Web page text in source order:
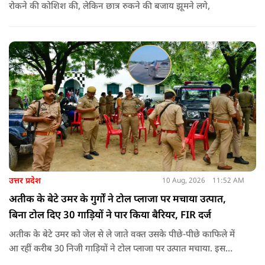
रोकने की कोशिश की, लेकिन छात्र रुकने की बजाय झूमने लगे,
उत्तर प्रदेश 10 Aug, 2026 11:52 AM
अतीक के बेटे उमर के गुर्गों ने टोल प्लाजा पर मचाया उत्पात,
बिना टोल दिए 30 गाड़ियों ने पार किया बैरियर, FIR दर्ज
अतीक के बेटे उमर को जेल से ले जाते वक्त उसके पीछे-पीछे काफिले में
आ रहीं करीब 30 निजी गाड़ियों ने टोल प्लाजा पर उत्पात मचाया. इस